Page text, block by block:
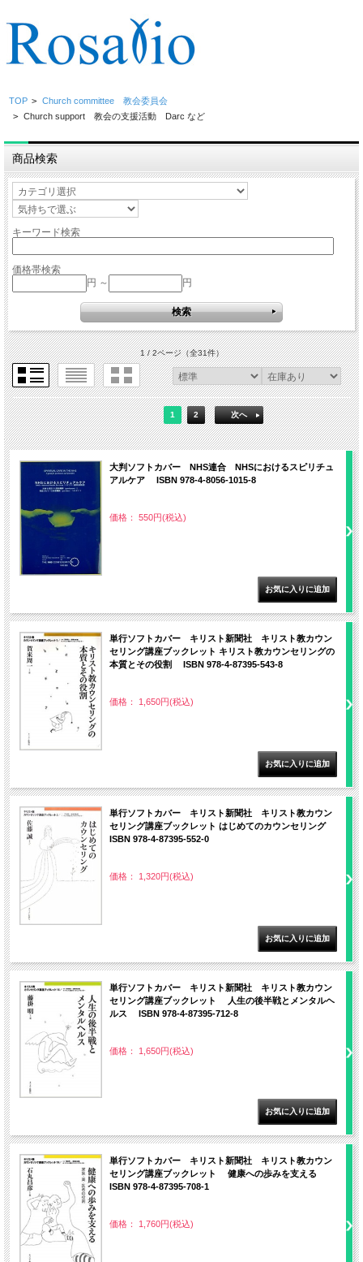
TOP > Church committee 教会委員会
> Church support 教会の支援活動 Darc など
商品検索
キーワード検索
価格帯検索
円 ～
円
1 / 2ページ（全31件）
1 2 次へ
大判ソフトカバー NHS連合 NHSにおけるスピリチュ
アルケア ISBN 978-4-8056-1015-8
価格： 550円(税込)
単行ソフトカバー キリスト新聞社 キリスト教カウン
セリング講座ブックレット キリスト教カウンセリングの
本質とその役割 ISBN 978-4-87395-543-8
価格： 1,650円(税込)
単行ソフトカバー キリスト新聞社 キリスト教カウン
セリング講座ブックレット はじめてのカウンセリング
ISBN 978-4-87395-552-0
価格： 1,320円(税込)
単行ソフトカバー キリスト新聞社 キリスト教カウン
セリング講座ブックレット 人生の後半戦とメンタルヘ
ルス ISBN 978-4-87395-712-8
価格： 1,650円(税込)
単行ソフトカバー キリスト新聞社 キリスト教カウン
セリング講座ブックレット 健康への歩みを支える
ISBN 978-4-87395-708-1
価格： 1,760円(税込)